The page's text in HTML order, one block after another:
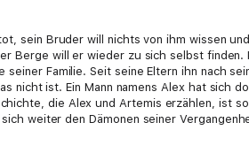
sein Bruder will nichts von ihm wissen
Berge will er wieder zu sich selbst finden.
Familie. Seit seine Eltern ihn nach
nicht ist. Ein Mann namens Alex hat sich
die Alex und Artemis erzählen, ist
weiter den Dämonen seiner